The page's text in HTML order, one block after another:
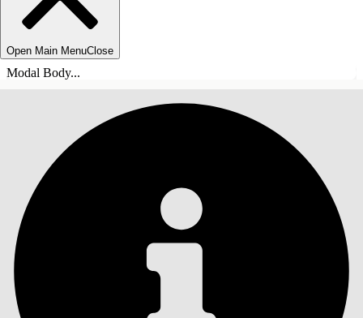
Open Main MenuClose
Modal Body...
INDHOLD